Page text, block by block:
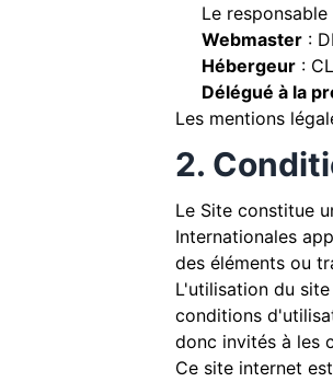
Le
Webmaster :
Hébergeur :
Délégué à la
Les mentions
2.
Le Site constitue
Internationales
des éléments ou
L'utilisation du site
conditions
donc invités à les
Ce site internet